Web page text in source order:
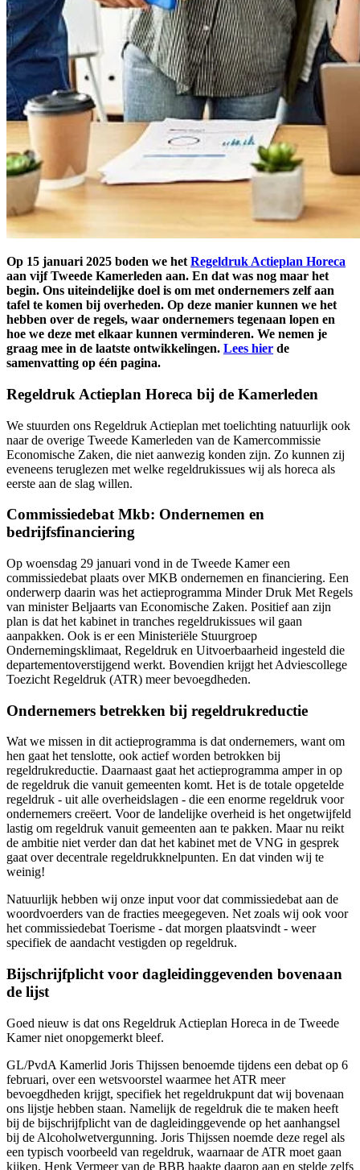
Op 15 januari 2025 boden we het Regeldruk Actieplan Horeca
aan vijf Tweede Kamerleden aan. En dat was nog maar het
begin. Ons uiteindelijke doel is om met ondernemers zelf aan
tafel te komen bij overheden. Op deze manier kunnen we het
hebben over de regels, waar ondernemers tegenaan lopen en
hoe we deze met elkaar kunnen verminderen. We nemen je
graag mee in de laatste ontwikkelingen. Lees hier de
samenvatting op één pagina.
Regeldruk Actieplan Horeca bij de Kamerleden
We stuurden ons Regeldruk Actieplan met toelichting natuurlijk ook
naar de overige Tweede Kamerleden van de Kamercommissie
Economische Zaken, die niet aanwezig konden zijn. Zo kunnen zij
eveneens teruglezen met welke regeldrukissues wij als horeca als
eerste aan de slag willen.
Commissiedebat Mkb: Ondernemen en
bedrijfsfinanciering
Op woensdag 29 januari vond in de Tweede Kamer een
commissiedebat plaats over MKB ondernemen en financiering. Een
onderwerp daarin was het actieprogramma Minder Druk Met Regels
van minister Beljaarts van Economische Zaken. Positief aan zijn
plan is dat het kabinet in tranches regeldrukissues wil gaan
aanpakken. Ook is er een Ministeriële Stuurgroep
Ondernemingsklimaat, Regeldruk en Uitvoerbaarheid ingesteld die
departementoverstijgend werkt. Bovendien krijgt het Adviescollege
Toezicht Regeldruk (ATR) meer bevoegdheden.
Ondernemers betrekken bij regeldrukreductie
Wat we missen in dit actieprogramma is dat ondernemers, want om
hen gaat het tenslotte, ook actief worden betrokken bij
regeldrukreductie. Daarnaast gaat het actieprogramma amper in op
de regeldruk die vanuit gemeenten komt. Het is de totale opgetelde
regeldruk - uit alle overheidslagen - die een enorme regeldruk voor
ondernemers creëert. Voor de landelijke overheid is het ongetwijfeld
lastig om regeldruk vanuit gemeenten aan te pakken. Maar nu reikt
de ambitie niet verder dan dat het kabinet met de VNG in gesprek
gaat over decentrale regeldrukknelpunten. En dat vinden wij te
weinig!
Natuurlijk hebben wij onze input voor dat commissiedebat aan de
woordvoerders van de fracties meegegeven. Net zoals wij ook voor
het commissiedebat Toerisme - dat morgen plaatsvindt - weer
specifiek de aandacht vestigden op regeldruk.
Bijschrijfplicht voor dagleidinggevenden bovenaan
de lijst
Goed nieuw is dat ons Regeldruk Actieplan Horeca in de Tweede
Kamer niet onopgemerkt bleef.
GL/PvdA Kamerlid Joris Thijssen benoemde tijdens een debat op 6
februari, over een wetsvoorstel waarmee het ATR meer
bevoegdheden krijgt, specifiek het regeldrukpunt dat wij bovenaan
ons lijstje hebben staan. Namelijk de regeldruk die te maken heeft
bij de bijschrijfplicht van de dagleidinggevende op het aanhangsel
bij de Alcoholwetvergunning. Joris Thijssen noemde deze regel als
een typisch voorbeeld van regeldruk, waarnaar de ATR moet gaan
kijken. Henk Vermeer van de BBB haakte daarop aan en stelde zelfs